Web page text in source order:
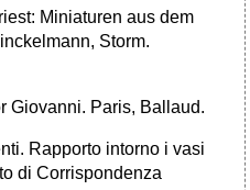
Miniaturen aus dem
Storm.
Giovanni. Paris, Ballaud.
Rapporto intorno i vasi
di Corrispondenza